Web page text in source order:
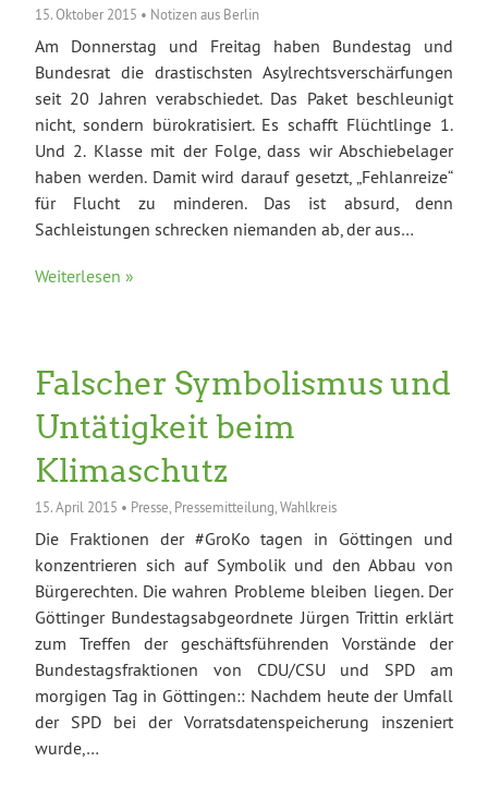
15. Oktober 2015 • Notizen aus Berlin
Am Donnerstag und Freitag haben Bundestag und
Bundesrat die drastischsten Asylrechtsverschärfungen
seit 20 Jahren verabschiedet. Das Paket beschleunigt
nicht, sondern bürokratisiert. Es schafft Flüchtlinge 1.
Und 2. Klasse mit der Folge, dass wir Abschiebelager
haben werden. Damit wird darauf gesetzt, „Fehlanreize“
für Flucht zu minderen. Das ist absurd, denn
Sachleistungen schrecken niemanden ab, der aus…
Weiterlesen »
Falscher Symbolismus und
Untätigkeit beim
Klimaschutz
15. April 2015 • Presse Pressemitteilung Wahlkreis
Die Fraktionen der #GroKo tagen in Göttingen und
konzentrieren sich auf Symbolik und den Abbau von
Bürgerechten. Die wahren Probleme bleiben liegen. Der
Göttinger Bundestagsabgeordnete Jürgen Trittin erklärt
zum Treffen der geschäftsführenden Vorstände der
Bundestagsfraktionen von CDU/CSU und SPD am
morgigen Tag in Göttingen:: Nachdem heute der Umfall
der SPD bei der Vorratsdatenspeicherung inszeniert
wurde,…